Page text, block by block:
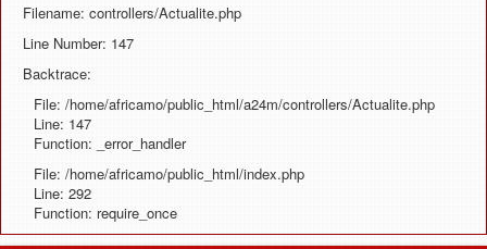
Filename: controllers/Actualite.php
Line Number: 147
Backtrace:
File: /home/africamo/public_html/a24m/controllers/Actualite.php
Line: 147
Function: _error_handler
File: /home/africamo/public_html/index.php
Line: 292
Function: require_once